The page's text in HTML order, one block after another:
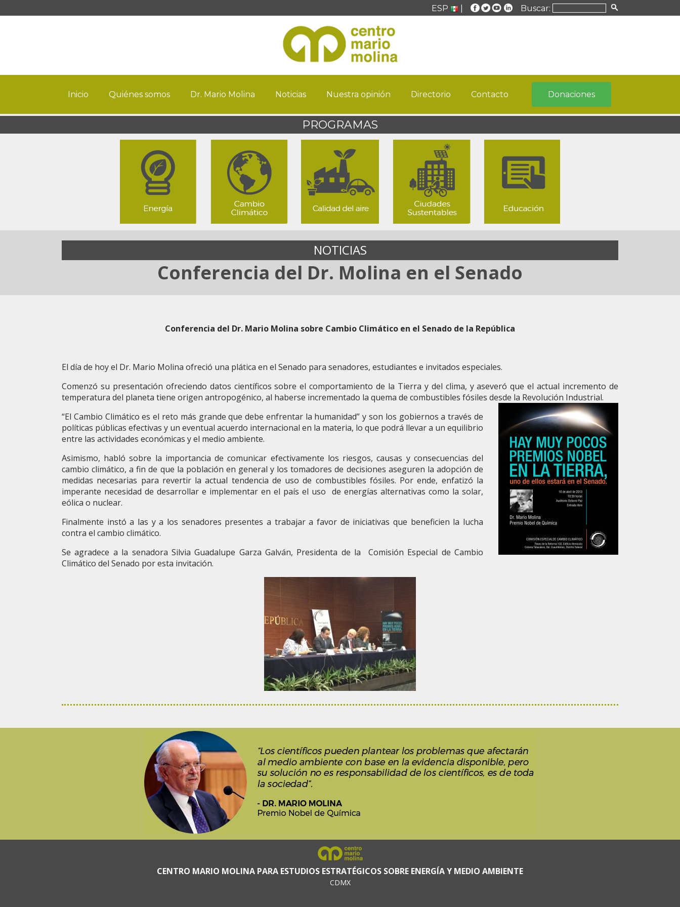
ESP Buscar:
Inicio Quiénes somos Dr. Mario Molina Noticias Nuestra opinión Directorio Contacto Donaciones
PROGRAMAS
NOTICIAS
Conferencia del Dr. Molina en el Senado
Conferencia del Dr. Mario Molina sobre Cambio Climático en el Senado de la República
El día de hoy el Dr. Mario Molina ofreció una plática en el Senado para senadores, estudiantes e invitados especiales.
Comenzó su presentación ofreciendo datos científicos sobre el comportamiento de la Tierra y del clima, y aseveró que el actual incremento de
temperatura del planeta tiene origen antropogénico, al haberse incrementado la quema de combustibles fósiles desde la Revolución Industrial.
“El Cambio Climático es el reto más grande que debe enfrentar la humanidad” y son los gobiernos a través de
políticas públicas efectivas y un eventual acuerdo internacional en la materia, lo que podrá llevar a un equilibrio
entre las actividades económicas y el medio ambiente.
Asimismo, habló sobre la importancia de comunicar efectivamente los riesgos, causas y consecuencias del
cambio climático, a fin de que la población en general y los tomadores de decisiones aseguren la adopción de
medidas necesarias para revertir la actual tendencia de uso de combustibles fósiles. Por ende, enfatizó la
imperante necesidad de desarrollar e implementar en el país el uso de energías alternativas como la solar,
eólica o nuclear.
Finalmente instó a las y a los senadores presentes a trabajar a favor de iniciativas que beneficien la lucha
contra el cambio climático.
Se agradece a la senadora Silvia Guadalupe Garza Galván, Presidenta de la Comisión Especial de Cambio
Climático del Senado por esta invitación.
CENTRO MARIO MOLINA PARA ESTUDIOS ESTRATÉGICOS SOBRE ENERGÍA Y MEDIO AMBIENTE
CDMX